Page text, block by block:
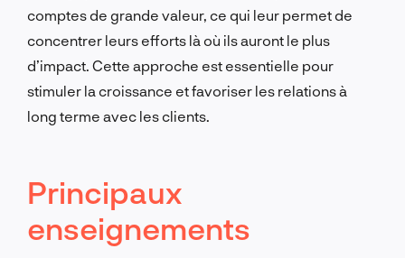
comptes de grande valeur, ce qui leur permet de
concentrer leurs efforts là où ils auront le plus
d’impact. Cette approche est essentielle pour
stimuler la croissance et favoriser les relations à
long terme avec les clients.
Principaux
enseignements